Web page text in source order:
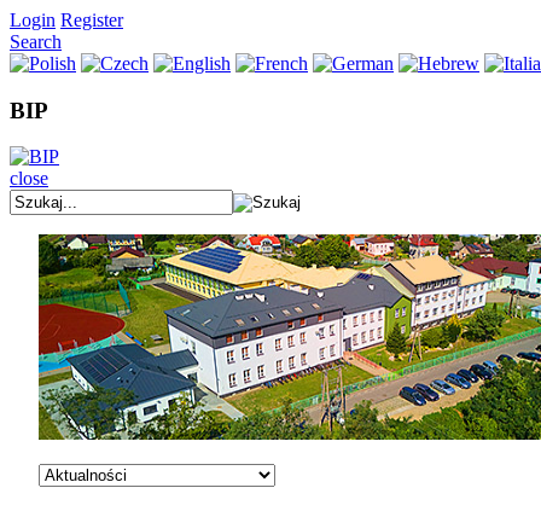
Login Register
Search
BIP
close